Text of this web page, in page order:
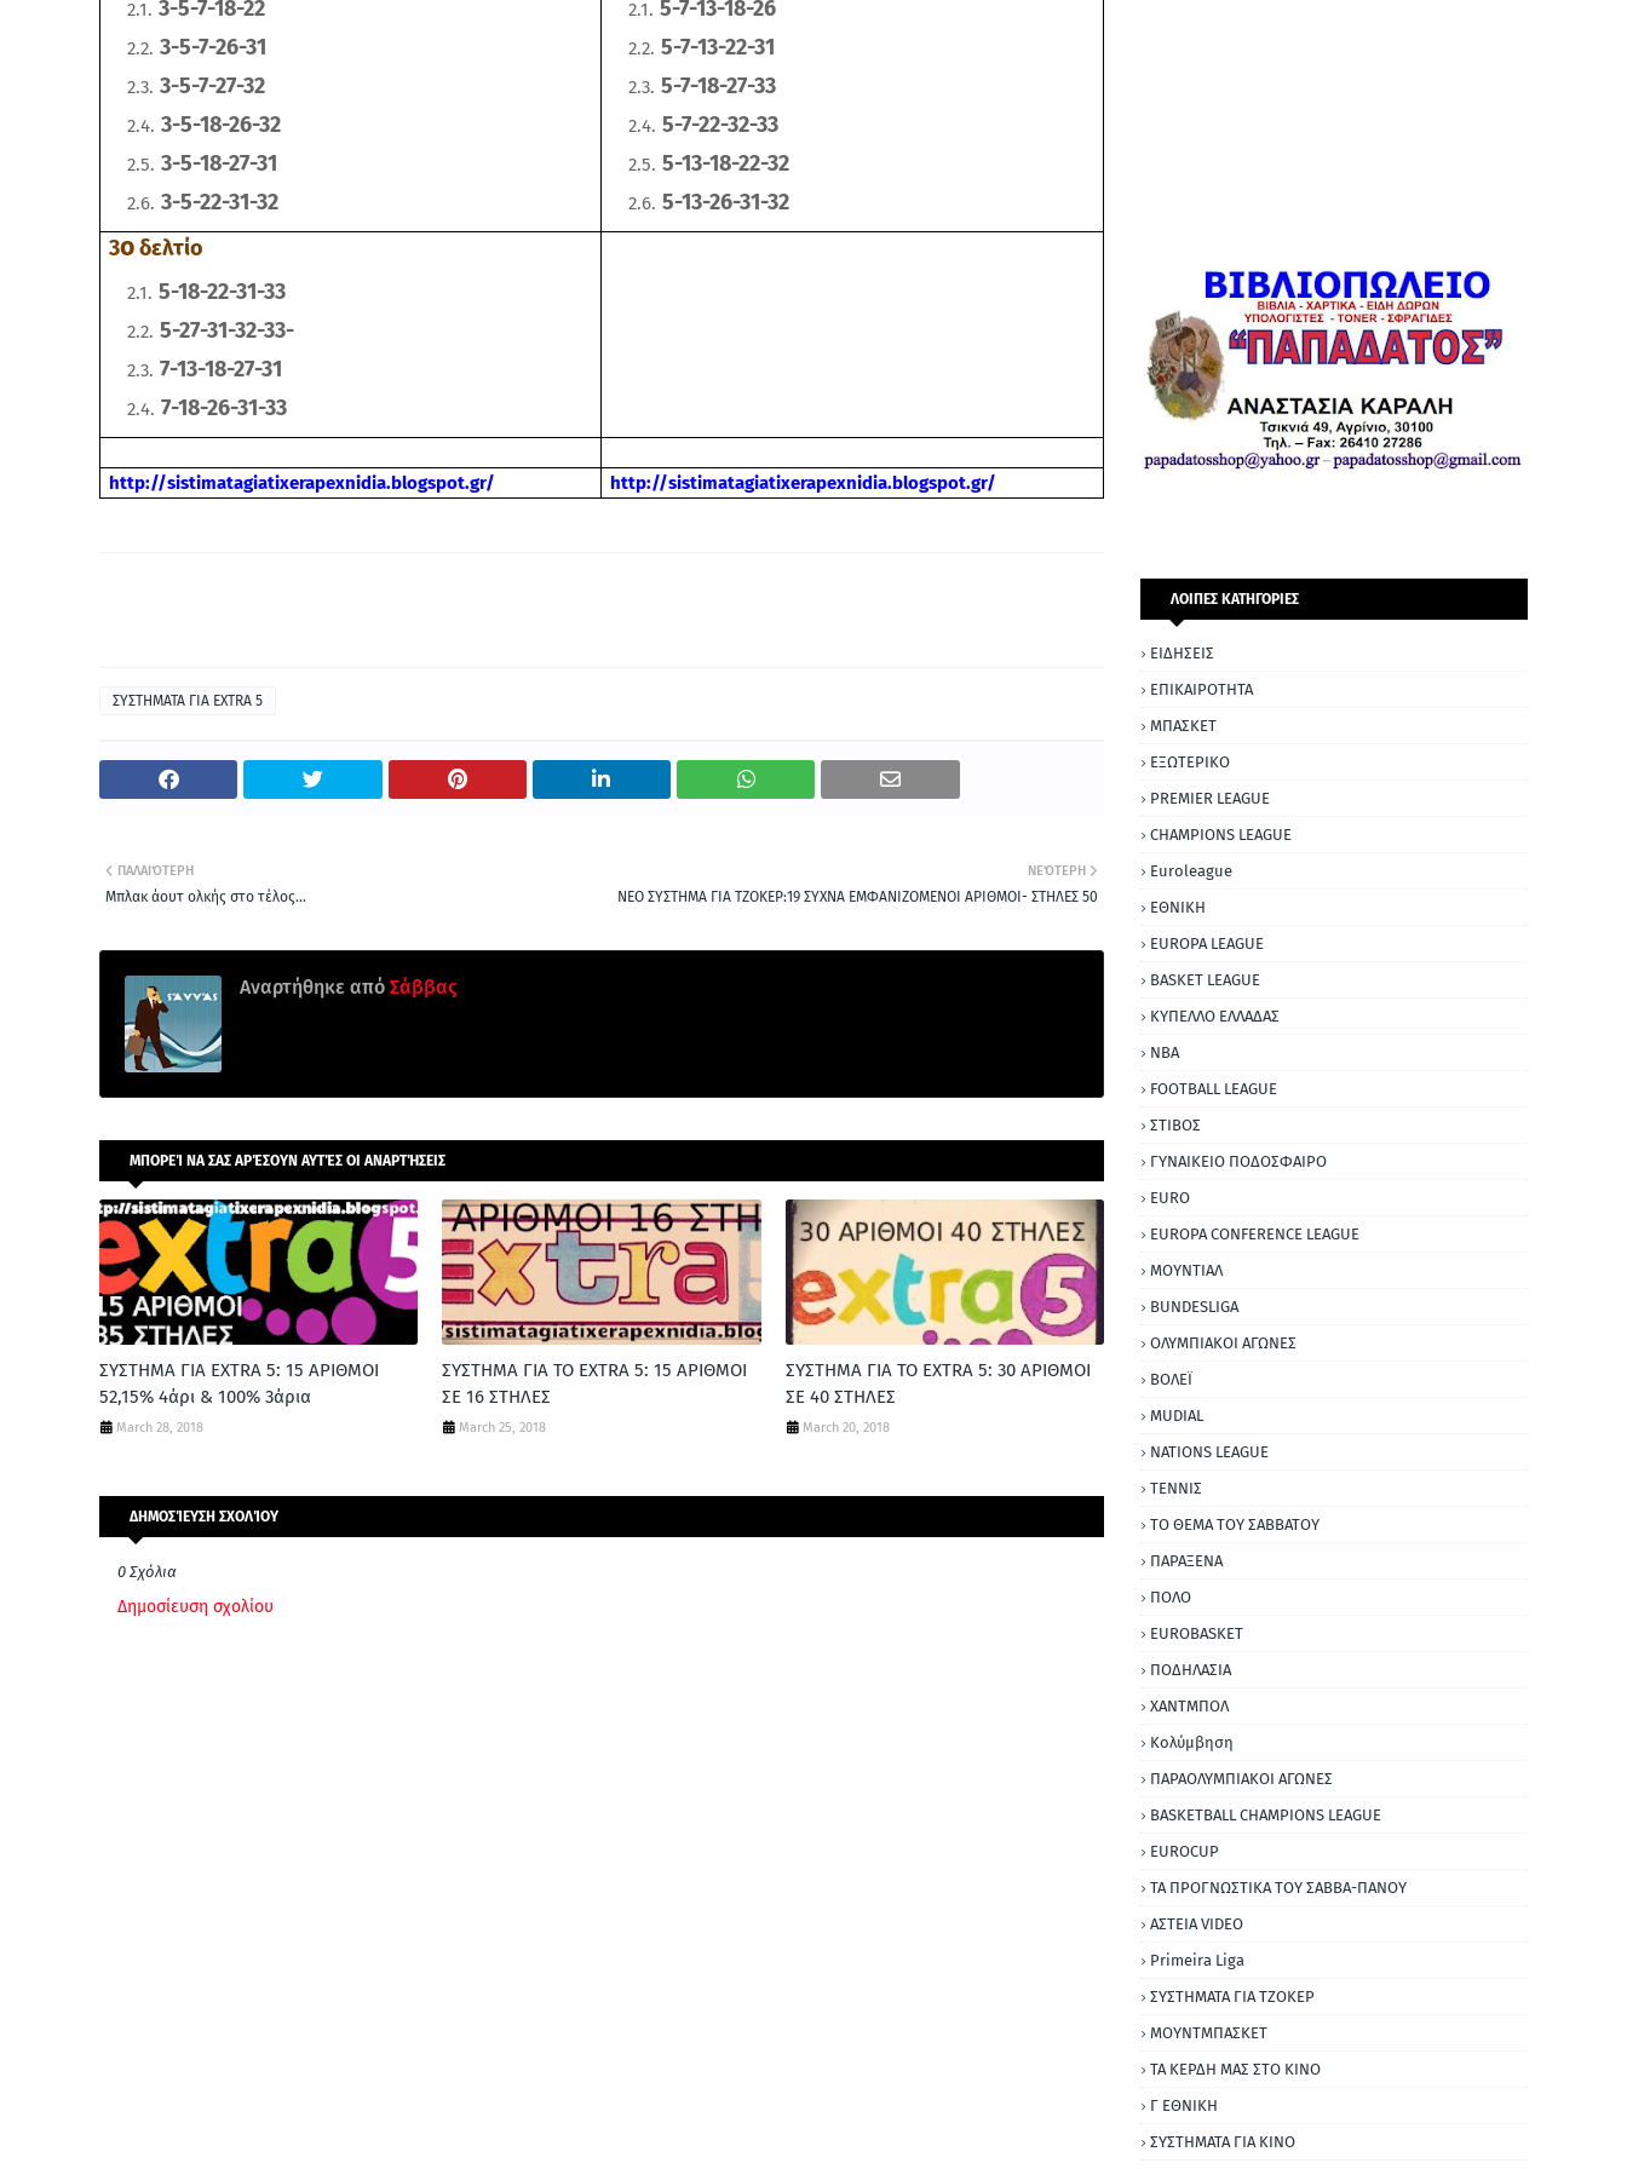
3-5-7-18-22
3-5-7-26-31
3-5-7-27-32
3-5-18-26-32
3-5-18-27-31
3-5-22-31-32
5-7-13-18-26
5-7-13-22-31
5-7-18-27-33
5-7-22-32-33
5-13-18-22-32
5-13-26-31-32
3oδελτίο
5-18-22-31-33
5-27-31-32-33-
7-13-18-27-31
7-18-26-31-33
http://sistimatagiatixerapexnidia.blogspot.gr/ http://sistimatagiatixerapexnidia.blogspot.gr/
ΣΥΣΤΗΜΑΤΑ ΓΙΑ ΕΧΤRΑ 5
ΝΕΌΤΕΡΗ
ΝΕΟ ΣΥΣΤΗΜΑ ΓΙΑ ΤΖΟΚΕΡ:19 ΣΥΧΝΑ ΕΜΦΑΝΙΖΟΜΕΝΟΙ ΑΡΙΘΜΟΙ- ΣΤΗΛΕΣ 50
ΠΑΛΑΙΌΤΕΡΗ
Μπλακ άουτ ολκής στο τέλος...
Αναρτήθηκε από Σάββας
ΜΠΟΡΕΊ ΝΑ ΣΑΣ ΑΡΈΣΟΥΝ ΑΥΤΈΣ ΟΙ ΑΝΑΡΤΉΣΕΙΣ
ΣΥΣΤΗΜΑ ΓΙΑ EXTRA 5: 15 ΑΡΙΘΜΟΙ
52,15% 4άρι & 100% 3άρια
March 28, 2018
ΣΥΣΤΗΜΑ ΓΙΑ ΤΟ ΕXTRA 5: 15 ΑΡΙΘΜΟΙ
ΣΕ 16 ΣΤΗΛΕΣ
March 25, 2018
ΣΥΣΤΗΜΑ ΓΙΑ ΤΟ EXTRA 5: 30 ΑΡΙΘΜΟΙ
ΣΕ 40 ΣΤΗΛΕΣ
March 20, 2018
ΔΗΜΟΣΊΕΥΣΗ ΣΧΟΛΊΟΥ
0 Σχόλια
Δημοσίευση σχολίου
ΛΟΙΠΕΣ ΚΑΤΗΓΟΡΙΕΣ
ΕΙΔΗΣΕΙΣ
ΕΠΙΚΑΙΡΟΤΗΤΑ
ΜΠΑΣΚΕΤ
ΕΞΩΤΕΡΙΚΟ
PREMIER LEAGUE
CHAMPIONS LEAGUE
Euroleague
ΕΘΝΙΚΗ
EUROPA LEAGUE
BASKET LEAGUE
ΚΥΠΕΛΛΟ ΕΛΛΑΔΑΣ
NBA
FOOTBALL LEAGUE
ΣΤΙΒΟΣ
ΓΥΝΑΙΚΕΙΟ ΠΟΔΟΣΦΑΙΡΟ
EURO
EUROPA CONFERENCE LEAGUE
ΜΟΥΝΤΙΑΛ
BUNDESLIGA
ΟΛΥΜΠΙΑΚΟΙ ΑΓΩΝΕΣ
ΒΟΛΕΪ
MUDIAL
NATIONS LEAGUE
ΤΕΝΝΙΣ
ΤΟ ΘΕΜΑ ΤΟΥ ΣΑΒΒΑΤΟΥ
ΠΑΡΑΞΕΝΑ
ΠΟΛΟ
EUROBASKET
ΠΟΔΗΛΑΣΙΑ
ΧΑΝΤΜΠΟΛ
Κολύμβηση
ΠΑΡΑΟΛΥΜΠΙΑΚΟΙ ΑΓΩΝΕΣ
BASKETBALL CHAMPIONS LEAGUE
EUROCUP
ΤΑ ΠΡΟΓΝΩΣΤΙΚΑ ΤΟΥ ΣΑΒΒΑ-ΠΑΝΟΥ
ΑΣΤΕΙΑ VIDEO
Primeira Liga
ΣΥΣΤΗΜΑΤΑ ΓΙΑ ΤΖΟΚΕΡ
ΜΟΥΝΤΜΠΑΣΚΕΤ
ΤΑ ΚΕΡΔΗ ΜΑΣ ΣΤΟ ΚΙΝΟ
Γ ΕΘΝΙΚΗ
ΣΥΣΤΗΜΑΤΑ ΓΙΑ ΚΙΝΟ